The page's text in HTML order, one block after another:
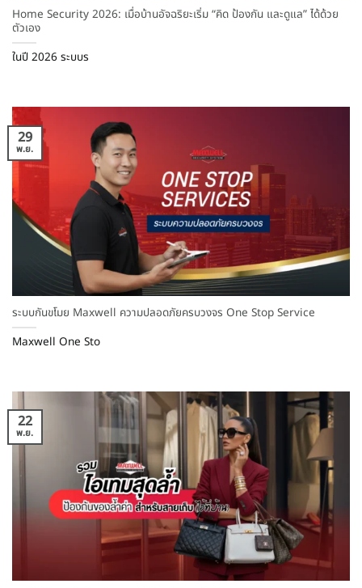
Home Security 2026: เมื่อบ้านอัจฉริยะเริ่ม “คิด ป้องกัน และดูแล” ได้ด้วย
ตัวเอง
ในปี 2026 ระบบร
ระบบกันขโมย Maxwell ความปลอดภัยครบวงจร One Stop Service
Maxwell One Sto
29
พ.ย.
22
พ.ย.